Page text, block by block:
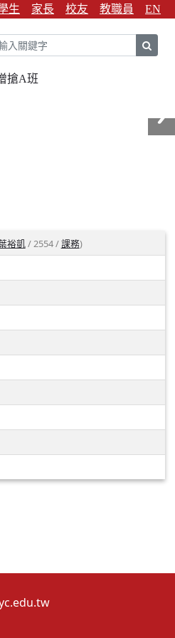
生 家長 校友 教職員 EN
搶A班
裕凱/ 2554 / 課務)